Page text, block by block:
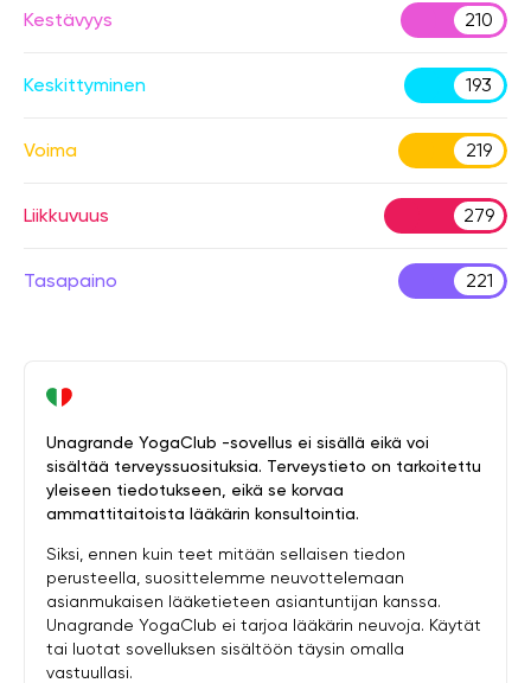
Kestävyys 210
Keskittyminen 193
Voima 219
Liikkuvuus 279
Tasapaino 221
Unagrande YogaClub -sovellus ei sisällä eikä voi
sisältää terveyssuosituksia. Terveystieto on tarkoitettu
yleiseen tiedotukseen, eikä se korvaa
ammattitaitoista lääkärin konsultointia.
Siksi, ennen kuin teet mitään sellaisen tiedon
perusteella, suosittelemme neuvottelemaan
asianmukaisen lääketieteen asiantuntijan kanssa.
Unagrande YogaClub ei tarjoa lääkärin neuvoja. Käytät
tai luotat sovelluksen sisältöön täysin omalla
vastuullasi.